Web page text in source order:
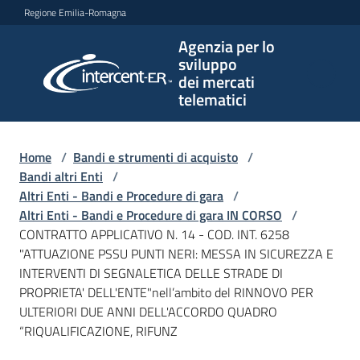
Vai al contenuto
Vai alla navigazione
Vai al footer
Regione Emilia-Romagna
Agenzia per lo
sviluppo
dei mercati
telematici
per lo
sviluppo
telematici
L'Agenzia
Bandi
e
strumenti
Home / Bandi e strumenti di acquisto /
Bandi altri Enti /
Altri Enti - Bandi e Procedure di gara /
Altri Enti - Bandi e Procedure di gara IN CORSO /
CONTRATTO APPLICATIVO N. 14 - COD. INT. 6258
"ATTUAZIONE PSSU PUNTI NERI: MESSA IN SICUREZZA E
INTERVENTI DI SEGNALETICA DELLE STRADE DI
PROPRIETA' DELL'ENTE"nell’ambito del RINNOVO PER
ULTERIORI DUE ANNI DELL'ACCORDO QUADRO
“RIQUALIFICAZIONE, RIFUNZ